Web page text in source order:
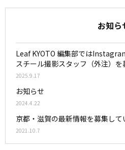
お知ら
Leaf KYOTO 編集部では
スチール撮影スタッフ（外注）を
2025.9.17
お知らせ
2024.4.22
京都・滋賀の最新情報を募集して
2021.10.7